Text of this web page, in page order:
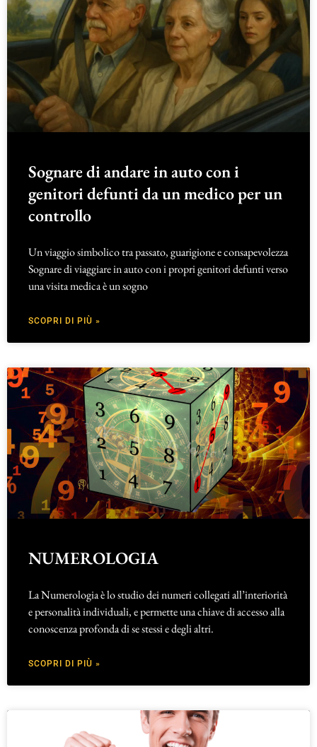
Sognare di andare in auto con i
genitori defunti da un medico per un
controllo
Un viaggio simbolico tra passato, guarigione e consapevolezza
Sognare di viaggiare in auto con i propri genitori defunti verso
una visita medica è un sogno
SCOPRI DI PIÙ »
NUMEROLOGIA
La Numerologia è lo studio dei numeri collegati all’interiorità
e personalità individuali, e permette una chiave di accesso alla
conoscenza profonda di se stessi e degli altri.
SCOPRI DI PIÙ »